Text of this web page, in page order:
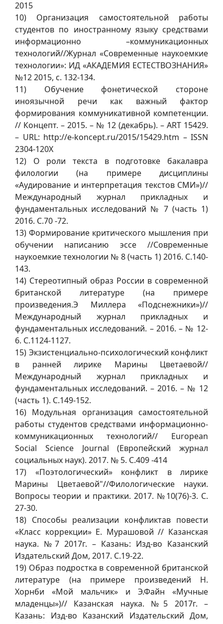
2015
10) Организация самостоятельной работы
студентов по иностранному языку средствами
информационно –коммуникационных
технологий//Журнал «Современные наукоемкие
технологии»: ИД «АКАДЕМИЯ ЕСТЕСТВОЗНАНИЯ»
№12 2015, с. 132-134.
11) Обучение фонетической стороне
иноязычной речи как важный фактор
формирования коммуникативной компетенции.
// Концепт. – 2015. – № 12 (декабрь). – ART 15429.
– URL: http://e-koncept.ru/2015/15429.htm – ISSN
2304-120X
12) О роли текста в подготовке бакалавра
филологии (на примере дисциплины
«Аудирование и интерпретация текстов СМИ»)//
Международный журнал прикладных и
фундаментальных исследований № 7 (часть 1)
2016. С.70 -72.
13) Формирование критического мышления при
обучении написанию эссе //Современные
наукоемкие технологии № 8 (часть 1) 2016. С.140-
143.
14) Стереотипный образ России в современной
британской литературе (на примере
произведения.Э Миллера «Подснежники»)//
Международный журнал прикладных и
фундаментальных исследований. – 2016. – № 12-
6. С.1124-1127.
15) Экзистенциально-психологический конфликт
в ранней лирике Марины Цветаевой//
Международный журнал прикладных и
фундаментальных исследований. – 2016. – № 12
(часть 1). С.149-152.
16) Модульная организация самостоятельной
работы студентов средствами информационно-
коммуникационных технологий// European
Social Science Journal (Европейский журнал
социальных наук). 2017. № 5. С.409 -414
17) «Поэтологический» конфликт в лирике
Марины Цветаевой"//Филологические науки.
Вопросы теории и практики. 2017. №10(76)-3. С.
27-30.
18) Способы реализации конфликтав повести
«Класс коррекции» Е. Мурашовой // Казанская
наука. №7 2017г. – Казань: Изд-во Казанский
Издательский Дом, 2017. С.19-22.
19) Образ подростка в современной британской
литературе (на примере произведений Н.
Хорнби «Мой мальчик» и Э.Файн «Мучные
младенцы»)// Казанская наука. №5 2017г. –
Казань: Изд-во Казанский Издательский Дом,